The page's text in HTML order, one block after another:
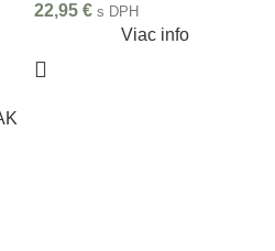
22,95 € s DPH
Viac info